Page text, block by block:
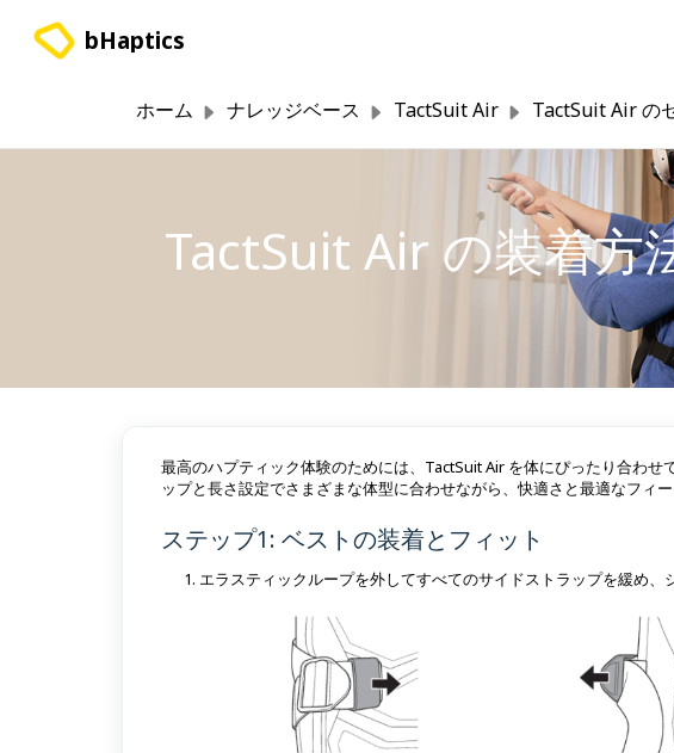
bHaptics
ホーム ナレッジベース TactSuit Air TactSuit Air の
TactSuit Air の装着方
最高のハプティック体験のためには、TactSuit Air を体にぴったり合わ
ップと長さ設定でさまざまな体型に合わせながら、快適さと最適なフィ
ステップ1: ベストの装着とフィット
エラスティックループを外してすべてのサイドストラップを緩め、